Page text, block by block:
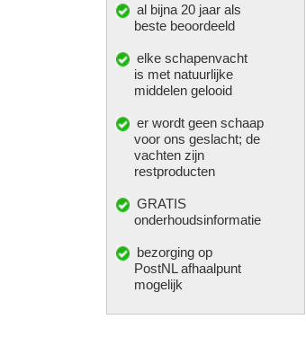
al bijna 20 jaar als
beste beoordeeld
elke schapenvacht
is met natuurlijke
middelen gelooid
er wordt geen schaap
voor ons geslacht; de
vachten zijn
restproducten
GRATIS
onderhoudsinformatie
bezorging op
PostNL afhaalpunt
mogelijk